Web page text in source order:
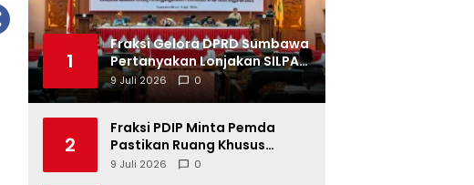
1
Fraksi Gelora DPRD Sumbawa
Pertanyakan Lonjakan SILPA
Tahun 2025
9 Juli 2026 0
2
Fraksi PDIP Minta Pemda
Pastikan Ruang Khusus
Produk UMKM Lokal di Ritel
9 Juli 2026 0